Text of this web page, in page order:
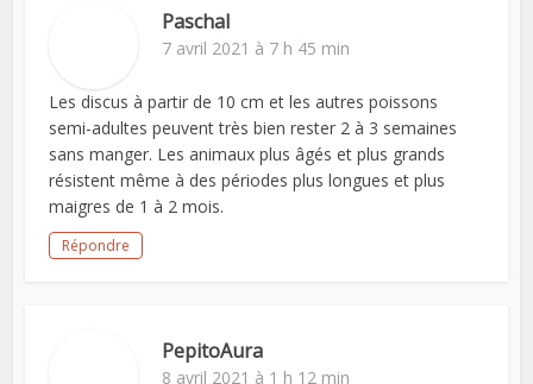
Paschal
7 avril 2021 à 7 h 45 min
Les discus à partir de 10 cm et les autres poissons
semi-adultes peuvent très bien rester 2 à 3 semaines
sans manger. Les animaux plus âgés et plus grands
résistent même à des périodes plus longues et plus
maigres de 1 à 2 mois.
Répondre
PepitoAura
8 avril 2021 à 1 h 12 min